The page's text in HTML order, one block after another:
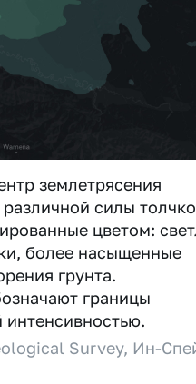
землетрясения
силы
цветом:
более насыщенные
грунта.
границы
интенсивностью.
Survey, Ин-